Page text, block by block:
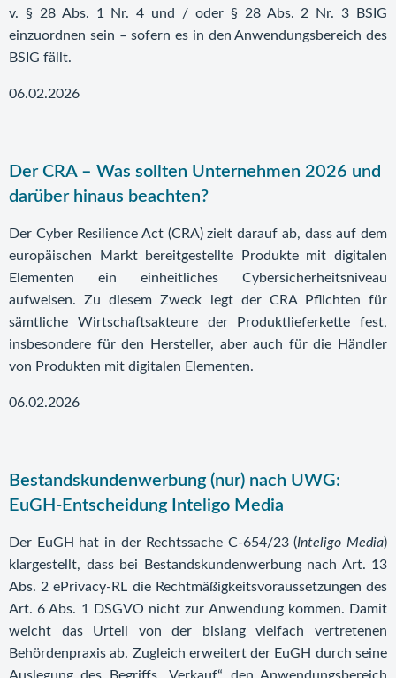
v. § 28 Abs. 1 Nr. 4 und / oder § 28 Abs. 2 Nr. 3 BSIG
einzuordnen sein – sofern es in den Anwendungsbereich des
BSIG fällt.
06.02.2026
Der CRA – Was sollten Unternehmen 2026 und
darüber hinaus beachten?
Der Cyber Resilience Act (CRA) zielt darauf ab, dass auf dem
europäischen Markt bereitgestellte Produkte mit digitalen
Elementen ein einheitliches Cybersicherheitsniveau
aufweisen. Zu diesem Zweck legt der CRA Pflichten für
sämtliche Wirtschaftsakteure der Produktlieferkette fest,
insbesondere für den Hersteller, aber auch für die Händler
von Produkten mit digitalen Elementen.
06.02.2026
Bestandskundenwerbung (nur) nach UWG:
EuGH-Entscheidung Inteligo Media
Der EuGH hat in der Rechtssache C-654/23 (Inteligo Media)
klargestellt, dass bei Bestandskundenwerbung nach Art. 13
Abs. 2 ePrivacy-RL die Rechtmäßigkeitsvoraussetzungen des
Art. 6 Abs. 1 DSGVO nicht zur Anwendung kommen. Damit
weicht das Urteil von der bislang vielfach vertretenen
Behördenpraxis ab. Zugleich erweitert der EuGH durch seine